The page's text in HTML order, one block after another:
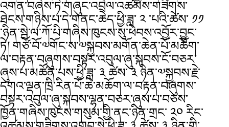
འགན་བཞེས་ཏེ་གཞུང་འབྲེལ་འཚམས་གཟིགས་
ཐེངས་གཉིས་པ་དེ་གནང་ཆེད་ཕྱི་ཟླ་ ༢ ་པའི་ཚེས་ ༡༡
་ཉིན་སྦེ་ལ་ཀོ་པི་གཞིས་ཁུངས་སུ་ཕེབས་འབྱོར་བྱུང་
ཏེ། གཙོ་བོ་༧གོང་ས་༧སྐྱབས་མགོན་ཆེན་པོ་མཆོག་
ལ་བརྟན་བཞུགས་བསྟར་འབུལ་ཞུ་སྐབས་ངོ་བཅར་
ཞུས་པ་མཚོན་པས་ཕྱི་ཟླ་ ༣ ཚེས་ ༣ ཉིན་༧སྐྱབས་རྗེ་
དགའ་ལྡན་ཁྲི་རིན་པོ་ཆེ་མཆོག་ལ་བརྟན་བཞུགས་
བསྟར་འབུལ་ཞུ་སྐབས་ལྷན་བཅར་ཞུས་པ་བཅས་
ཁྱོན་གཞིས་ཁུངས་གསུམ་གྱི་ནང་ཉིན་གྲང་ ༢༠ རིང་